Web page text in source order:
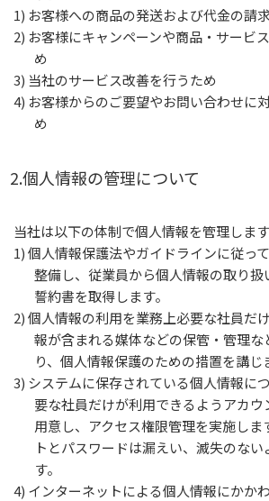
1) お客様への商品の発送および代金の請
2) お客様にキャンペーンや商品・サービ
め
3) 当社のサービス改善を行うため
4) お客様からのご要望やお問い合わせに
め
2.個人情報の管理について
当社は以下の体制で個人情報を管理します
1) 個人情報保護法やガイドラインに従っ
整備し、従業員から個人情報の取り扱
誓約書を取得します。
2) 個人情報の利用を業務上必要な社員だ
報が含まれる媒体などの保管・管理
り、個人情報保護のための措置を講じ
3) システムに保存されている個人情報に
要な社員だけが利用できるようアカウ
用意し、アクセス権限管理を実施しま
トとパスワードは漏えい、滅失のな
す。
4) インターネットによる個人情報にかか